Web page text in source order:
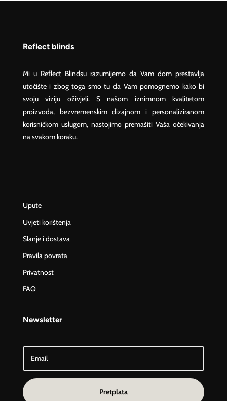
Reflect blinds
Mi u Reflect Blindsu razumijemo da Vam dom prestavlja
utočište i zbog toga smo tu da Vam pomognemo kako bi
svoju viziju oživjeli. S našom iznimnom kvalitetom
proizvoda, bezvremenskim dizajnom i personaliziranom
korisničkom uslugom, nastojimo premašiti Vaša očekivanja
na svakom koraku.
Upute
Uvjeti korištenja
Slanje i dostava
Pravila povrata
Privatnost
FAQ
Newsletter
Pretplata